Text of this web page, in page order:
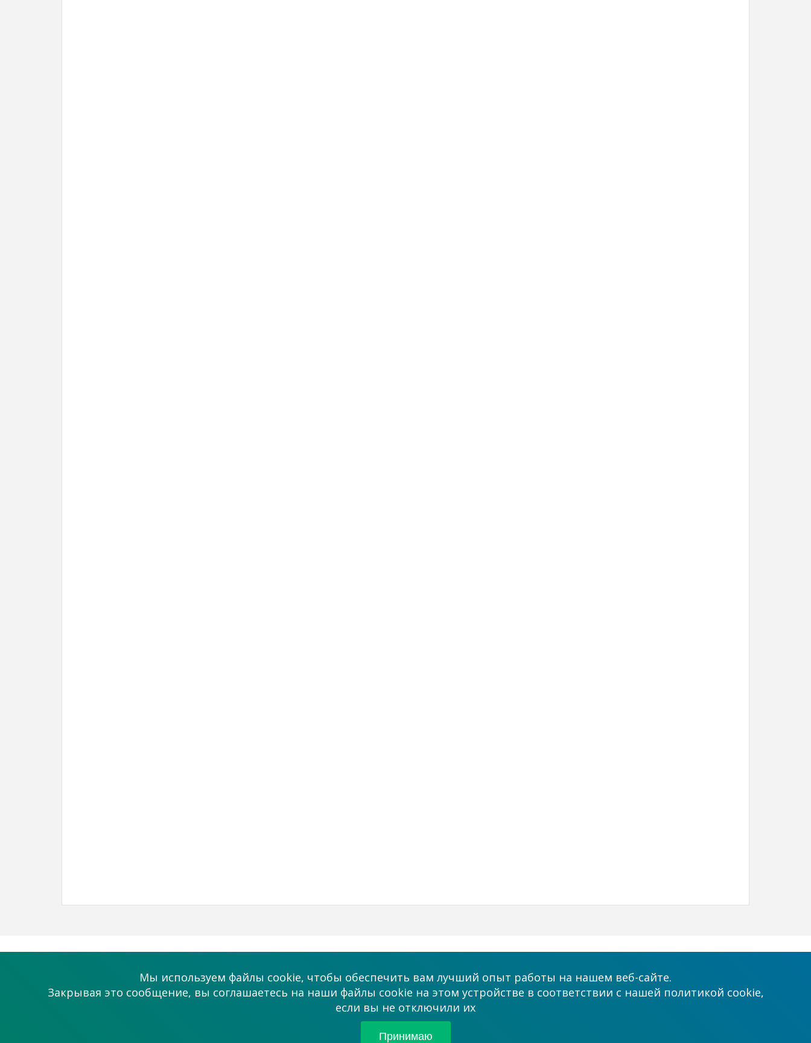
Поддержка
Платные услуги
Сотрудничество
Партнерам
admin@allmaster.com.ua
Мы используем файлы cookie, чтобы обеспечить вам лучший опыт работы на нашем веб-сайте.
Закрывая это сообщение, вы соглашаетесь на наши файлы cookie на этом устройстве в соответствии с нашей политикой cookie,
если вы не отключили их
Принимаю